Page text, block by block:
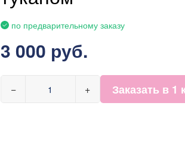
по предварительному заказу
3 000 руб.
− + Заказать в 1